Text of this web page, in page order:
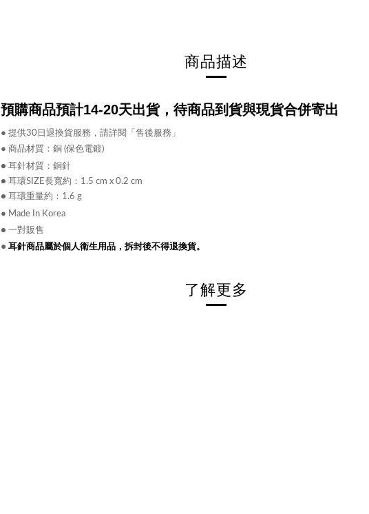
商品描述
預購商品預計14-20天出貨，待商品到貨與現貨合併寄出
● 提供30日退換貨服務，請詳閱「售後服務」
● 商品材質： 銅 (保色電鍍)
● 耳針材質： 銅針
● 耳環SIZE長寬約：1.5 cm x 0.2 cm
● 耳環重量約：1.6 g
● Made In Korea
● 一對販售
● 耳針商品屬於個人衛生用品，拆封後不得退換貨。
了解更多